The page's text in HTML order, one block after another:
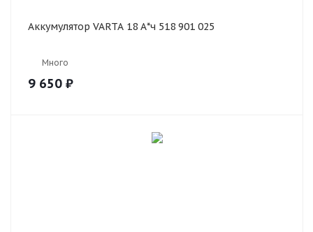
Аккумулятор VARTA 18 А*ч 518 901 025
Много
9 650 ₽